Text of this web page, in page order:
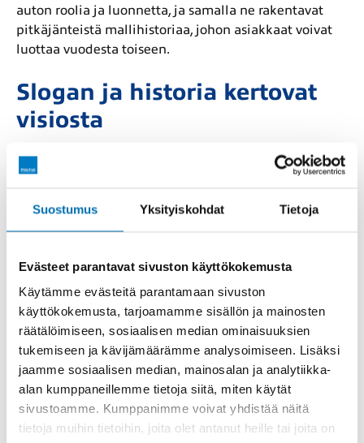
Suostumus Yksityiskohdat Tietoja
Evästeet parantavat sivuston käyttökokemusta
Käytämme evästeitä parantamaan sivuston
käyttökokemusta, tarjoamamme sisällön ja mainosten
räätälöimiseen, sosiaalisen median ominaisuuksien
tukemiseen ja kävijämäärämme analysoimiseen. Lisäksi
jaamme sosiaalisen median, mainosalan ja analytiikka-
alan kumppaneillemme tietoja siitä, miten käytät
sivustoamme. Kumppanimme voivat yhdistää näitä
tietoja muihin tietoihin, joita olet antanut heille tai joita on
auton roolia ja luonnetta, ja samalla ne rakentavat
pitkäjänteistä mallihistoriaa, johon asiakkaat voivat
luottaa vuodesta toiseen.
Slogan ja historia kertovat
visiosta
tiivistää
kuuluu kaikille. Adam Opel perusti yrityksen jo
vuonna 1862, ja yli 160 vuoden mittainen historia
tarpeiden ymmärtämiseen. Vaikka brändi on
laadukkaana.
Miksi Vauxhall näkyy osalla
markkinoista?
Iso-Britanniassa Opelin autot tunnetaan usein nimellä
Vauxhall. Tämä johtuu historiasta, jossa General